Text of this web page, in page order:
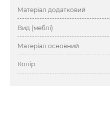
Матеріал додатковий
Вид (меблі)
Матеріал основний
Колір